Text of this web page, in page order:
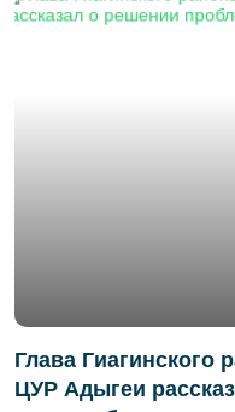
Глава
ЦУР Адыгеи